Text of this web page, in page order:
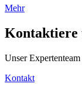
Mehr
Kontaktiere
Unser
Kontakt